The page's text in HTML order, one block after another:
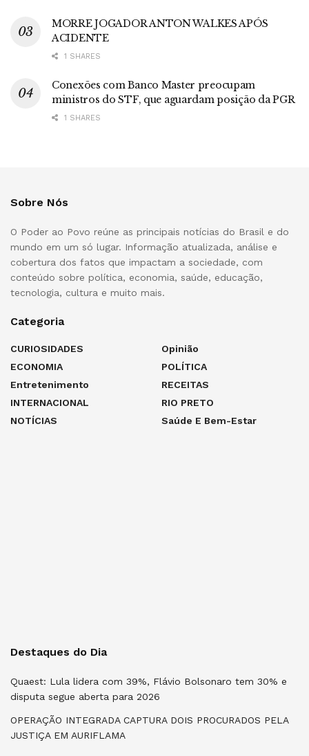
MORRE JOGADOR ANTON WALKES APÓS
ACIDENTE
1 SHARES
Conexões com Banco Master preocupam
ministros do STF, que aguardam posição da PGR
1 SHARES
Sobre Nós
O Poder ao Povo reúne as principais notícias do Brasil e do
mundo em um só lugar. Informação atualizada, análise e
cobertura dos fatos que impactam a sociedade, com
conteúdo sobre política, economia, saúde, educação,
tecnologia, cultura e muito mais.
Categoria
CURIOSIDADES
ECONOMIA
Entretenimento
INTERNACIONAL
NOTÍCIAS
Opinião
POLÍTICA
RECEITAS
RIO PRETO
Saúde E Bem-Estar
Destaques do Dia
Quaest: Lula lidera com 39%, Flávio Bolsonaro tem 30% e
disputa segue aberta para 2026
OPERAÇÃO INTEGRADA CAPTURA DOIS PROCURADOS PELA
JUSTIÇA EM AURIFLAMA